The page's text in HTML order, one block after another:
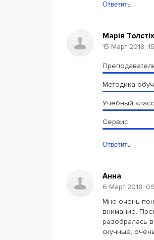
Ответить
Марія
15 Март 2018,
Методика
Учебный
Сервис
Ответить
Анна
6 Март 2018,
Мне очень
внимание.
разобралась
скучные,